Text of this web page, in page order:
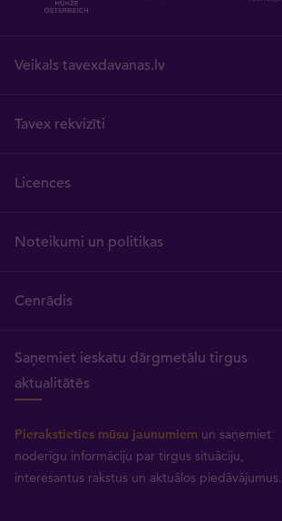
Veikals tavexdavanas.lv
Tavex rekvizīti
Licences
Noteikumi un politikas
Cenrādis
Saņemiet ieskatu dārgmetālu tirgus
aktualitātēs
Pierakstieties mūsu jaunumiem un saņemiet
noderīgu informāciju par tirgus situāciju,
interesantus rakstus un aktuālos piedāvājumus.